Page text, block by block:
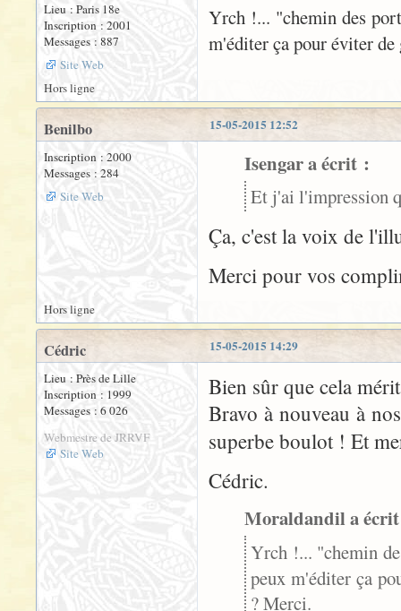
Lieu : Paris 18e
Inscription : 2001
Messages : 887
Site Web
Yrch !... "chemin des
m'éditer ça pour éviter
Hors ligne
15-05-2015 12:52
Benilbo
Inscription : 2000
Messages : 284
Site Web
Isengar a écrit :
Et j'ai l'impression
Ça, c'est la voix de
Merci pour vos
Hors ligne
15-05-2015 14:29
Cédric
Lieu : Près de Lille
Inscription : 1999
Messages : 6 026
Webmestre de JRRVF
Site Web
Bien sûr que cela
Bravo à nouveau à
superbe boulot ! Et
Cédric.
Moraldandil a
Yrch !... "chemin
peux m'éditer ça
? Merci.